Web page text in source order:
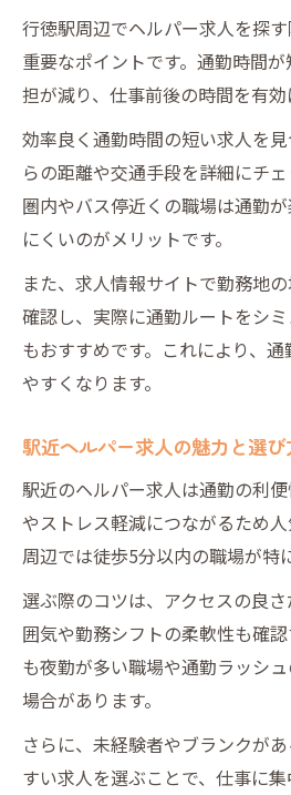
行徳駅周辺でヘルパー求人を探
重要なポイントです。通勤時間
担が減り、仕事前後の時間を有効
効率良く通勤時間の短い求人を
らの距離や交通手段を詳細にチ
圏内やバス停近くの職場は通勤
にくいのがメリットです。
また、求人情報サイトで勤務地
確認し、実際に通勤ルートをシ
もおすすめです。これにより、
やすくなります。
駅近ヘルパー求人の魅力と選び
駅近のヘルパー求人は通勤の利
やストレス軽減につながるため
周辺では徒歩5分以内の職場が特
選ぶ際のコツは、アクセスの良
囲気や勤務シフトの柔軟性も確
も夜勤が多い職場や通勤ラッシ
場合があります。
さらに、未経験者やブランクが
すい求人を選ぶことで、仕事に